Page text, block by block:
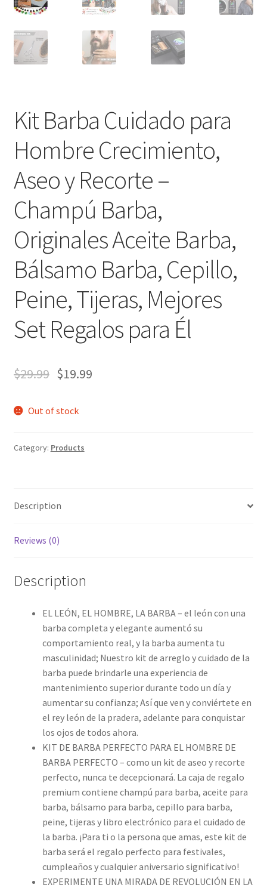
Kit Barba Cuidado para
Hombre Crecimiento,
Aseo y Recorte –
Champú Barba,
Originales Aceite Barba,
Bálsamo Barba, Cepillo,
Peine, Tijeras, Mejores
Set Regalos para Él
$29.99 $19.99
Out of stock
Category: Products
Description
Reviews (0)
Description
EL LEÓN, EL HOMBRE, LA BARBA – el león con una
barba completa y elegante aumentó su
comportamiento real, y la barba aumenta tu
masculinidad; Nuestro kit de arreglo y cuidado de la
barba puede brindarle una experiencia de
mantenimiento superior durante todo un día y
aumentar su confianza; Así que ven y conviértete en
el rey león de la pradera, adelante para conquistar
los ojos de todos ahora.
KIT DE BARBA PERFECTO PARA EL HOMBRE DE
BARBA PERFECTO – como un kit de aseo y recorte
perfecto, nunca te decepcionará. La caja de regalo
premium contiene champú para barba, aceite para
barba, bálsamo para barba, cepillo para barba,
peine, tijeras y libro electrónico para el cuidado de
la barba. ¡Para ti o la persona que amas, este kit de
barba será el regalo perfecto para festivales,
cumpleaños y cualquier aniversario significativo!
EXPERIMENTE UNA MIRADA DE REVOLUCIÓN EN LA